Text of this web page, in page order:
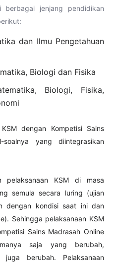
jenjang pendidikan
dan Ilmu Pengetahuan
Biologi dan Fisika
Biologi, Fisika,
dengan Kompetisi Sains
yang diintegrasikan
KSM di masa
semula secara luring (ujian
dengan kondisi saat ini dan
Sehingga pelaksanaan KSM
Sains Madrasah Online
saja yang berubah,
juga berubah. Pelaksanaan